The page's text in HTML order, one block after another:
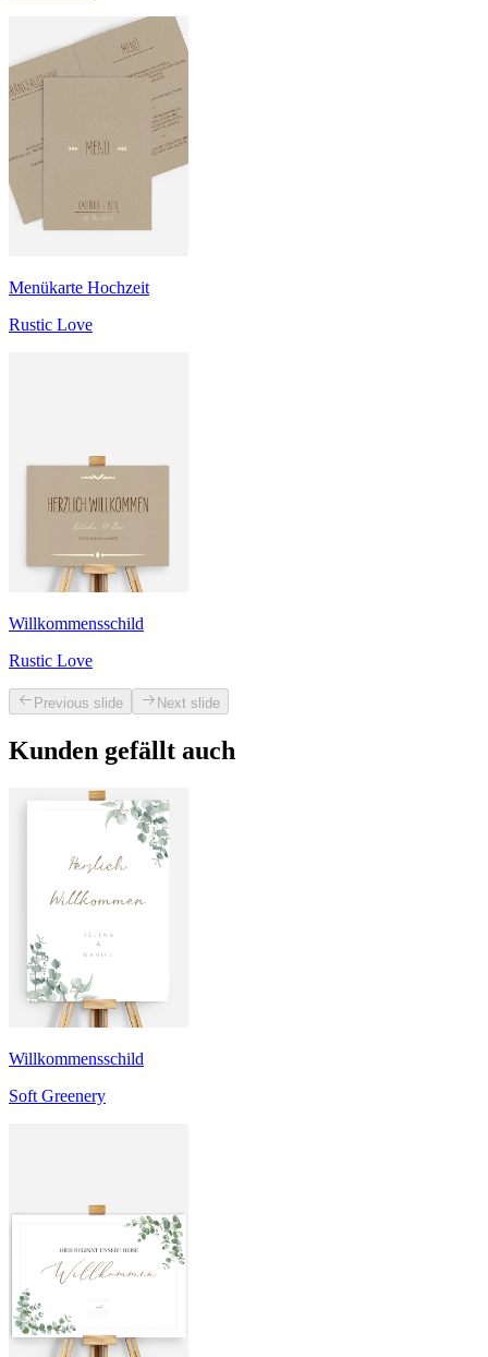
Menükarte Hochzeit
Rustic Love
Willkommensschild
Rustic Love
Previous slide Next slide
Kunden gefällt auch
Willkommensschild
Soft Greenery